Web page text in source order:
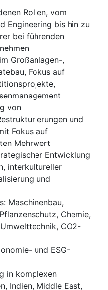
Rollen, vom
Engineering bis hin zu
bei führenden
Großanlagen-,
Fokus auf
von
und
Fokus auf
Mehrwert
Entwicklung
interkultureller
und
Maschinenbau,
Chemie,
CO2-
und ESG-
in komplexen
Indien, Middle East,